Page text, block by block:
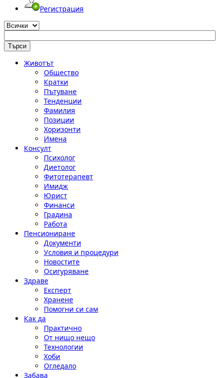
Регистрация
Животът
Общество
Кратки
Пътуване
Тенденции
Фамилия
Позиции
Хоризонти
Имена
Консулт
Психолог
Диетолог
Фитотерапевт
Имидж
Юрист
Финанси
Градина
Работа
Пенсиониране
Документи
Условия и процедури
Новостите
Осигуряване
Здраве
Експерт
Хранене
Помогни си сам
Как да
Практично
От нищо нещо
Технологии
Хоби
Огледало
Забава